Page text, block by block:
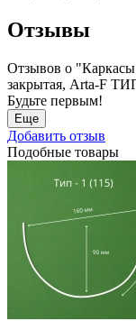
Отзывы
Отзывов о "Каркасы
закрытая, Arta-F
Будьте первым!
Еще
Добавить отзыв
Подобные товары